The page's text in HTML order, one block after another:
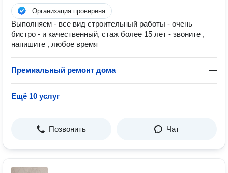
Организация проверена
Выполняем - все вид строительный работы - очень
бистро - и качественный, стаж более 15 лет - звоните ,
напишите , любое время
Премиальный ремонт дома —
Ещё 10 услуг
Позвонить Чат